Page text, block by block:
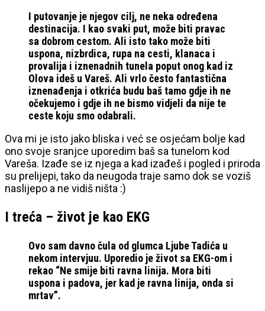
I putovanje je njegov cilj, ne neka određena
destinacija. I kao svaki put, može biti pravac
sa dobrom cestom. Ali isto tako može biti
uspona, nizbrdica, rupa na cesti, klanaca i
provalija i iznenadnih tunela poput onog kad iz
Olova ideš u Vareš. Ali vrlo često fantastična
iznenađenja i otkrića budu baš tamo gdje ih ne
očekujemo i gdje ih ne bismo vidjeli da nije te
ceste koju smo odabrali.
Ova mi je isto jako bliska i već se osjećam bolje kad
ono svoje sranjce uporedim baš sa tunelom kod
Vareša. Izađe se iz njega a kad izađeš i pogled i priroda
su prelijepi, tako da neugoda traje samo dok se voziš
naslijepo a ne vidiš ništa :)
I treća – život je kao EKG
Ovo sam davno čula od glumca Ljube Tadića u
nekom intervjuu. Uporedio je život sa EKG-om i
rekao “Ne smije biti ravna linija. Mora biti
uspona i padova, jer kad je ravna linija, onda si
mrtav”.